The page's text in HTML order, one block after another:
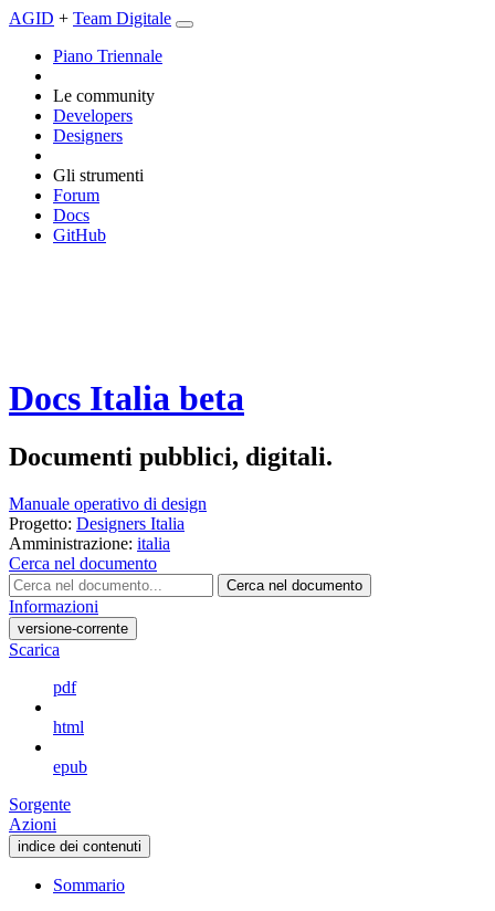
AGID + Team Digitale
Piano Triennale
Le community
Developers
Designers
Gli strumenti
Forum
Docs
GitHub
Docs Italia beta
Documenti pubblici, digitali.
Manuale operativo di design
Progetto: Designers Italia
Amministrazione: italia
Cerca nel documento
Cerca nel documento
Informazioni
versione-corrente
Scarica
pdf
html
epub
Sorgente
Azioni
indice dei contenuti
Sommario